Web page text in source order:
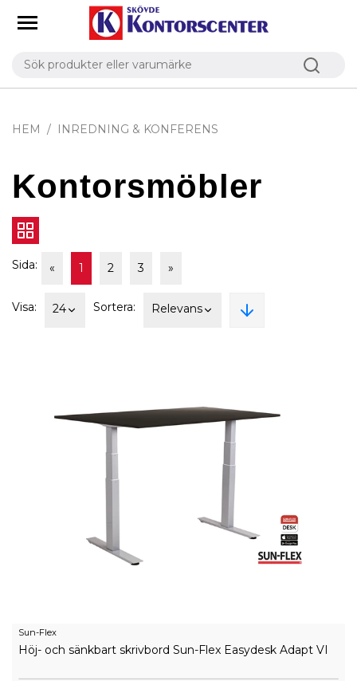
HEM INREDNING & KONFERENS
Kontorsmöbler
Sida: « 1 2 3 »
Visa: 24 Sortera: Relevans
Sun-Flex
Höj- och sänkbart skrivbord Sun-Flex Easydesk Adapt VI